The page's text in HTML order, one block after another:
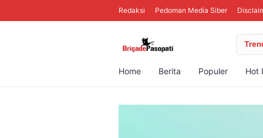
Redaksi Pedoman Media Siber
Home Berita Populer Hot